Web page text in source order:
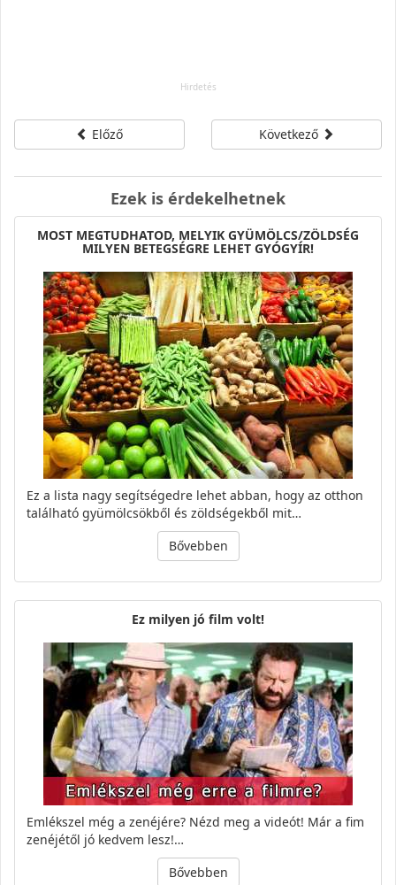
Előző Következő
Ezek is érdekelhetnek
MOST MEGTUDHATOD, MELYIK GYÜMÖLCS/ZÖLDSÉG
MILYEN BETEGSÉGRE LEHET GYÓGYÍR!
Ez a lista nagy segítségedre lehet abban, hogy az otthon
található gyümölcsökből és zöldségekből mit…
Bővebben
Ez milyen jó film volt!
Emlékszel még a zenéjére? Nézd meg a videót! Már a fim
zenéjétől jó kedvem lesz!…
Bővebben